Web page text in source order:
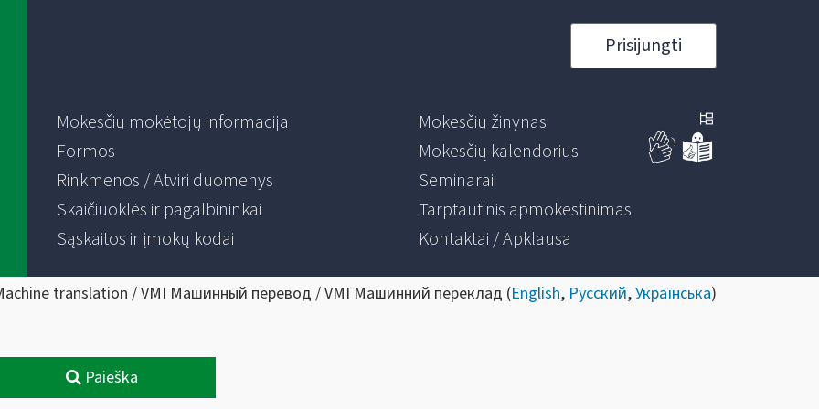
Prisijungti
Mokesčių mokėtojų informacija
Formos
Rinkmenos / Atviri duomenys
Skaičiuoklės ir pagalbininkai
Sąskaitos ir įmokų kodai
Mokesčių žinynas
Mokesčių kalendorius
Seminarai
Tarptautinis apmokestinimas
Kontaktai / Apklausa
translation / VMI Машинный перевод / VMI Машинний переклад (English, Русский,Українська)
Paieška